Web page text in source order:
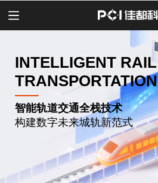
INTELLIGENT RAIL
TRANSPORTATION
智能轨道交通全栈技术
构建数字未来城轨新范式